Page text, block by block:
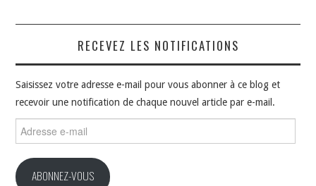
RECEVEZ LES NOTIFICATIONS
Saisissez votre adresse e-mail pour vous abonner à ce blog et
recevoir une notification de chaque nouvel article par e-mail.
e-
ABONNEZ-VOUS